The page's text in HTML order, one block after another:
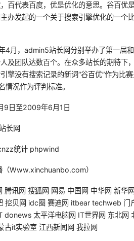
百代表百度，优是优化的意思。谷百
办发起的一个关于搜索引擎优化的一个
月，admin5站长网分别举办了第一届
及团队达数百个。在众多站长的期待下
擎没有搜索记录的新词“谷百优”作为比
情况作为评判标准。
9日至2009年6月1日
长网
统计 phpwind
（Www.xinchuanbo.com）
腾讯网 搜狐网 网易 中国网 中华网 新华
挖贝网 idc圈 赛迪网 itbear techweb 门
donews 太平洋电脑网 IT世界网 东北网
古it实验室 江西新闻网 我拉网